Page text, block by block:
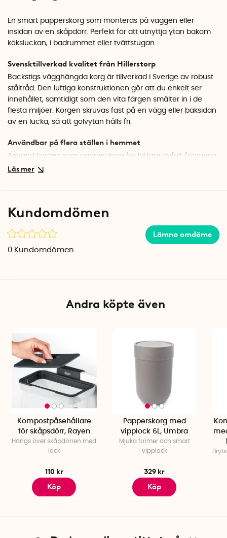
En smart papperskorg som monteras på väggen eller
insidan av en skåpdörr. Perfekt för att utnyttja ytan bakom
köksluckan, i badrummet eller tvättstugan.
Svensktillverkad kvalitet från Hillerstorp
Backstigs vägghängda korg är tillverkad i Sverige av robust
ståltråd. Den luftiga konstruktionen gör att du enkelt ser
innehållet, samtidigt som den vita färgen smälter in i de
flesta miljöer. Korgen skruvas fast på en vägg eller baksidan
av en lucka, så att golvytan hålls fri.
Användbar på flera ställen i hemmet
Använd korgen som papperskorg för lättare avfall, förvaring
av plastpåsar som du vill spara, eller häng den i hallen för
Specifikationer
Material: Ståltråd
Tillverkad i: Hillerstorp, Sverige
Kundomdömen
Lämna omdöme
0 Kundomdömen
Andra köpte även
Kompostpåsehållare
för skåpsdörr, Rayen
Hängs över skåpdörren med
lock
110 kr
Köp
Papperskorg med
vipplock 6L, Umbra
Mjuka former och smart
vipplock
329 kr
Köp